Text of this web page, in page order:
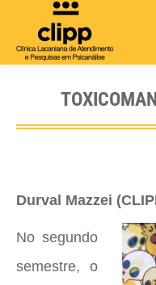
Durval Mazzei
No segundo
semestre, o